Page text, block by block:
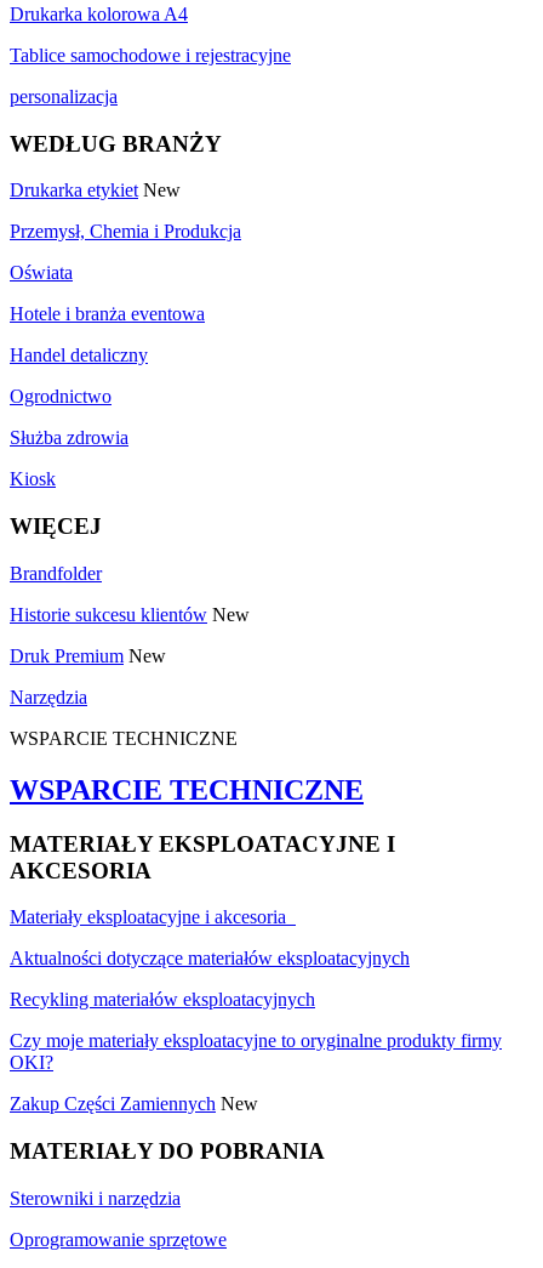
Drukarka kolorowa A4
Tablice samochodowe i rejestracyjne
personalizacja
WEDŁUG BRANŻY
Drukarka etykiet New
Przemysł, Chemia i Produkcja
Oświata
Hotele i branża eventowa
Handel detaliczny
Ogrodnictwo
Służba zdrowia
Kiosk
WIĘCEJ
Brandfolder
Historie sukcesu klientów New
Druk Premium New
Narzędzia
WSPARCIE TECHNICZNE
WSPARCIE TECHNICZNE
MATERIAŁY EKSPLOATACYJNE I
AKCESORIA
Materiały eksploatacyjne i akcesoria
Aktualności dotyczące materiałów eksploatacyjnych
Recykling materiałów eksploatacyjnych
Czy moje materiały eksploatacyjne to oryginalne produkty firmy
OKI?
Zakup Części Zamiennych New
MATERIAŁY DO POBRANIA
Sterowniki i narzędzia
Oprogramowanie sprzętowe